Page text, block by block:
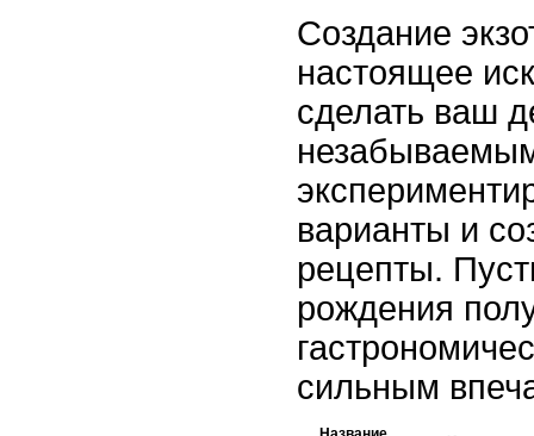
Создание
настоящее
сделать ваш
варианты и
рецепты.
рождения
сильным